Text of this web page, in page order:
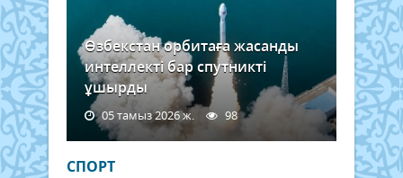
Өзбекстан орбитаға жасанды
интеллекті бар спутникті
ұшырды
05 тамыз 2026 ж. 98
СПОРТ